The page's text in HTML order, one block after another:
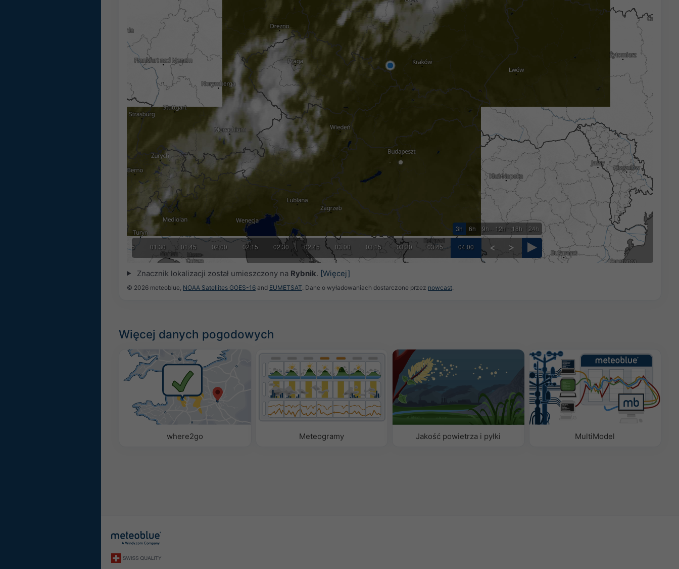
3h 6h 9h 12h 18h 24h
01:15 01:30 01:45 02:00 02:15 02:30 02:45 03:00 03:15 03:30 03:45 04:00
Znacznik lokalizacji został umieszczony na Rybnik. [Więcej]
© 2026 meteoblue, NOAA Satellites GOES-16 and EUMETSAT. Dane o wyładowaniach dostarczone przez nowcast.
Więcej danych pogodowych
where2go Meteogramy Jakość powietrza i pyłki MultiModel